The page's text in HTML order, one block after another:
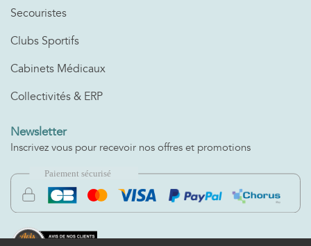
Secouristes
Clubs Sportifs
Cabinets Médicaux
Collectivités & ERP
Newsletter
Inscrivez vous pour recevoir nos offres et promotions